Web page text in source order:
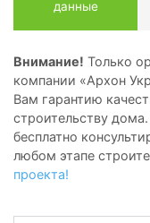
данные
Внимание! Только
компании «Архон
Вам гарантию
строительству
бесплатно
любом этапе
проекта!